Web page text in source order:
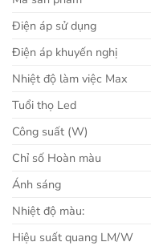
Điện áp sử dụng
Điện áp khuyến nghị
Nhiệt độ làm việc Max
Tuổi thọ Led
Công suất (W)
Chỉ số Hoàn màu
Ánh sáng
Nhiệt độ màu:
Hiệu suất quang LM/W